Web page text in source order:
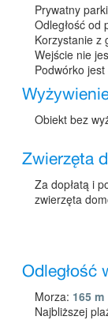
Prywatny
Odległość od
Korzystanie z
Wejście nie
Podwórko
Obiekt bez
Zwierzęta
Za dopłatą i
zwierzęta
Odległość
Morza: 165 m
Najbliższej